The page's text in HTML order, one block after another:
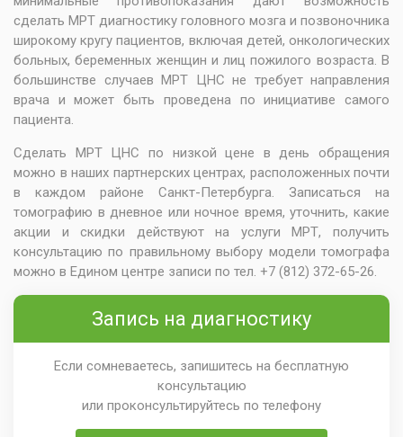
сделать МРТ диагностику головного мозга и позвоночника
широкому кругу пациентов, включая детей, онкологических
больных, беременных женщин и лиц пожилого возраста. В
большинстве случаев МРТ ЦНС не требует направления
врача и может быть проведена по инициативе самого
пациента.
Сделать МРТ ЦНС по низкой цене в день обращения
можно в наших партнерских центрах, расположенных почти
в каждом районе Санкт-Петербурга. Записаться на
томографию в дневное или ночное время, уточнить, какие
акции и скидки действуют на услуги МРТ, получить
консультацию по правильному выбору модели томографа
можно в Едином центре записи по тел. +7 (812) 372-65-26.
Запись на диагностику
Если сомневаетесь, запишитесь на бесплатную
консультацию
или проконсультируйтесь по телефону